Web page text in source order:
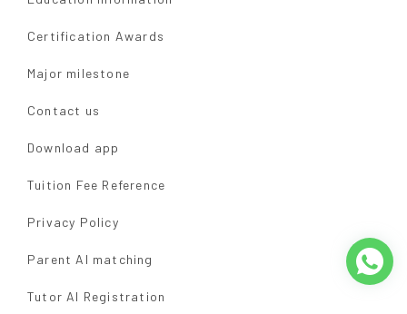
Certification Awards
Major milestone
Contact us
Download app
Tuition Fee Reference
Privacy Policy
Parent AI matching
Tutor AI Registration